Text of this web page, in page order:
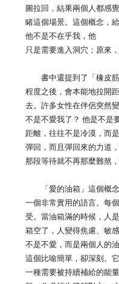
圖拉回，結果兩個人都感
睹這個場景。這個概念，
他不是不在乎我，他
只是需要進入洞穴；原來
書中還提到了「橡皮筋
程度之後，會本能地拉開
去。許多女性在伴侶突然
不是不愛我了？ 他是不是
距離，往往不是冷漠，而
彈回，而且彈回來的力道
那段等待就不再那麼難熬
「愛的油箱」這個概念
一個非常實用的語言。每
受。當油箱滿的時候，人
箱空了，人變得焦慮、敏
不是不愛，而是兩個人的
這個比喻簡單，卻深刻。
一種需要被持續補給的能